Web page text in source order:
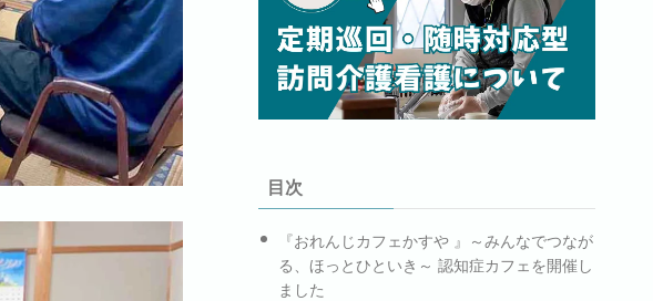
目次
『おれんじカフェかすや 』～みんなでつなが
る、ほっとひといき～ 認知症カフェを開催し
ました